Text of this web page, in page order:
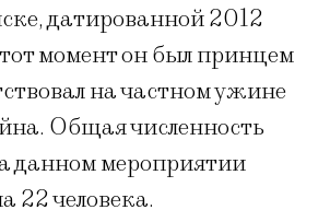
датированной 2012
момент он был принцем
на частном ужине
Общая численность
данном мероприятии
22 человека.